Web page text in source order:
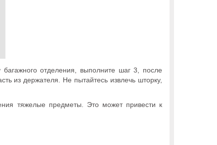
отделения, выполните шаг 3, после
из держателя. Не пытайтесь извлечь шторку,
тяжелые предметы. Это может привести к